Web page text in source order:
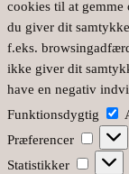
cookies til at gemme
du giver dit
f.eks.
ikke giver dit
have en negativ
Funktionsdygtig
Præferencer
Statistikker